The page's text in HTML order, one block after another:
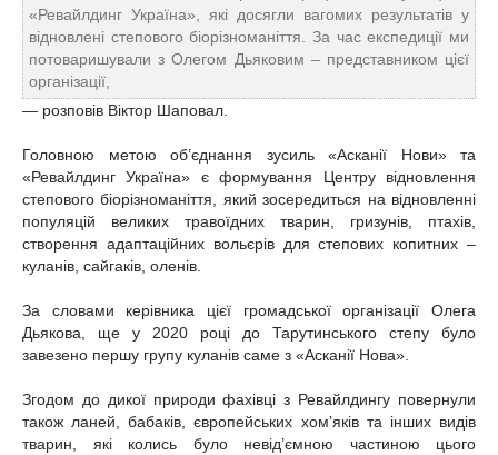
«Ревайлдинг Україна», які досягли вагомих результатів у
відновлені степового біорізноманіття. За час експедиції ми
потоваришували з Олегом Дьяковим – представником цієї
організації,
— розповів Віктор Шаповал.
Головною метою об’єднання зусиль «Асканії Нови» та
«Ревайлдинг Україна» є формування Центру відновлення
степового біорізноманіття, який зосередиться на відновленні
популяцій великих травоїдних тварин, гризунів, птахів,
створення адаптаційних вольєрів для степових копитних –
куланів, сайгаків, оленів.
За словами керівника цієї громадської організації Олега
Дьякова, ще у 2020 році до Тарутинського степу було
завезено першу групу куланів саме з «Асканії Нова».
Згодом до дикої природи фахівці з Ревайлдингу повернули
також ланей, бабаків, європейських хом’яків та інших видів
тварин, які колись було невід’ємною частиною цього